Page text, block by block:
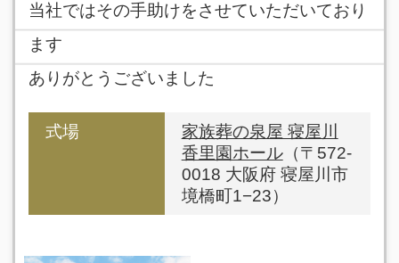
当社ではその手助けをさせていただいており
ます
ありがとうございました
式場
家族葬の泉屋 寝屋川
香里園ホール（〒572-
0018 大阪府 寝屋川市
境橋町1−23）